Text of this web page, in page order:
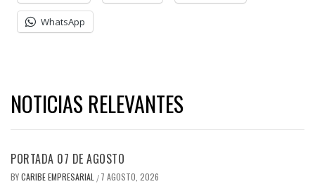
WhatsApp
NOTICIAS RELEVANTES
PORTADA 07 DE AGOSTO
BYCARIBE EMPRESARIAL / 7 AGOSTO, 2026